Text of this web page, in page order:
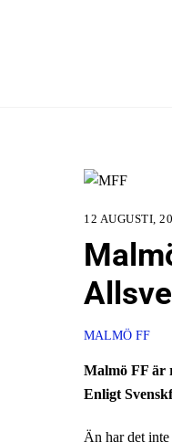
12 AUGUSTI,
MALMÖ FF
Malmö FF är
Enligt
Än har det